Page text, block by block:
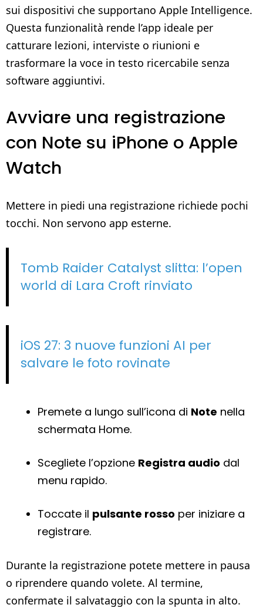
sui dispositivi che supportano Apple Intelligence.
Questa funzionalità rende l’app ideale per
catturare lezioni, interviste o riunioni e
trasformare la voce in testo ricercabile senza
software aggiuntivi.
Avviare una registrazione
con Note su iPhone o Apple
Watch
Mettere in piedi una registrazione richiede pochi
tocchi. Non servono app esterne.
Tomb Raider Catalyst slitta: l’open
world di Lara Croft rinviato
iOS 27: 3 nuove funzioni AI per
salvare le foto rovinate
Premete a lungo sull’icona di Note nella
schermata Home.
Scegliete l’opzione Registra audio dal
menu rapido.
Toccate il pulsante rosso per iniziare a
registrare.
Durante la registrazione potete mettere in pausa
o riprendere quando volete. Al termine,
confermate il salvataggio con la spunta in alto.